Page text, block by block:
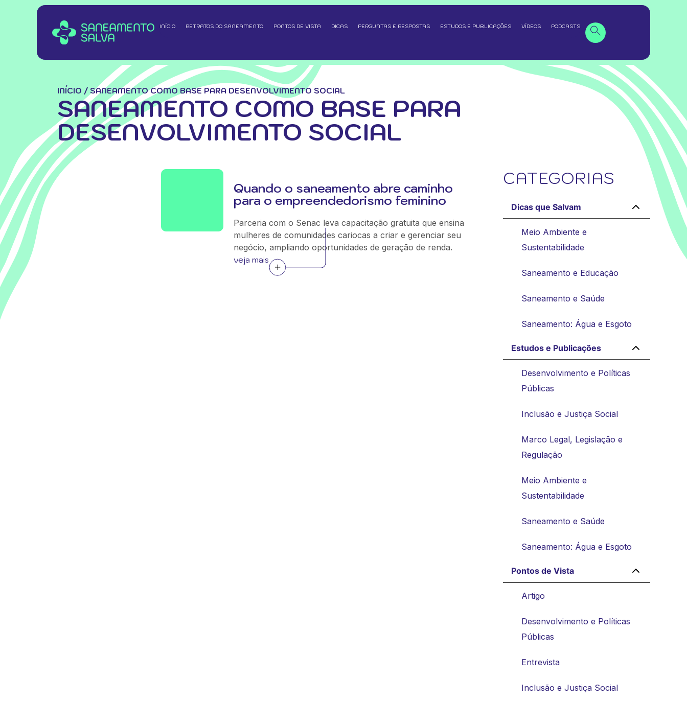
INÍCIO RETRATOS DO SANEAMENTO PONTOS DE VISTA DICAS PERGUNTAS E RESPOSTAS ESTUDOS E PUBLICAÇÕES VÍDEOS PODCASTS
INÍCIO / SANEAMENTO COMO BASE PARA DESENVOLVIMENTO SOCIAL
SANEAMENTO COMO BASE PARA
DESENVOLVIMENTO SOCIAL
Quando o saneamento abre caminho
para o empreendedorismo feminino
Parceria com o Senac leva capacitação gratuita que ensina
mulheres de comunidades cariocas a criar e gerenciar seu
negócio, ampliando oportunidades de geração de renda.
veja mais
CATEGORIAS
Dicas que Salvam
Meio Ambiente e
Sustentabilidade
Saneamento e Educação
Saneamento e Saúde
Saneamento: Água e Esgoto
Estudos e Publicações
Desenvolvimento e Políticas
Públicas
Inclusão e Justiça Social
Marco Legal, Legislação e
Regulação
Meio Ambiente e
Sustentabilidade
Saneamento e Saúde
Saneamento: Água e Esgoto
Pontos de Vista
Artigo
Desenvolvimento e Políticas
Públicas
Entrevista
Inclusão e Justiça Social